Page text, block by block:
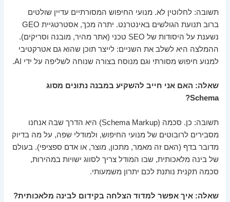
תשובה: לחלוטין לא. מנועי החיפוש המסורתיים עדיין שולטים
ברוב תנועת הגולשים באינטרנט. יתרה מכך, אסטרטגיית GEO
נשענת על היסודות של SEO טכני (אתר מהיר, מובנה וסריקים).
ההמלצה היא לשלב את השניים: לייצר תוכן שהוא גם אטרקטיבי
למנוע חיפוש מסורתי וגם מנוסח בצורה שנוחה לשליפה על ידי AI.
שאלה: האם אני חייב להשקיע במבנה נתונים מסוג
Schema?
תשובה: כן. סכמה (Schema Markup) היא הדרך שבה אנחנו
מסבירים לרובוטים של מנועי החיפוש, ולמודלי שפה, על מה בדיוק
מדובר בדף (האם זה מאמר, מתכון, מוצר, או אדם ספציפי). בעולם
של בינה מלאכותית, שבו המודל צריך לסווג ישויות במהירות,
סכמה תקנית נותנת לכם יתרון משמעותי.
שאלה: איך אפשר למדוד הצלחה בקידום לבינה מלאכותית?